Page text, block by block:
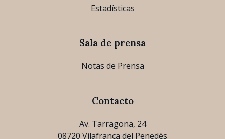
Estadísticas
Sala de prensa
Notas de Prensa
Contacto
Av. Tarragona, 24
08720 Vilafranca del Penedès